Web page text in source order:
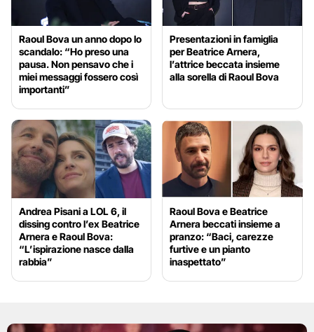
Raoul Bova un anno dopo lo
scandalo: “Ho preso una
pausa. Non pensavo che i
miei messaggi fossero così
importanti”
Presentazioni in famiglia
per Beatrice Arnera,
l’attrice beccata insieme
alla sorella di Raoul Bova
Andrea Pisani a LOL 6, il
dissing contro l’ex Beatrice
Arnera e Raoul Bova:
“L’ispirazione nasce dalla
rabbia”
Raoul Bova e Beatrice
Arnera beccati insieme a
pranzo: “Baci, carezze
furtive e un pianto
inaspettato”